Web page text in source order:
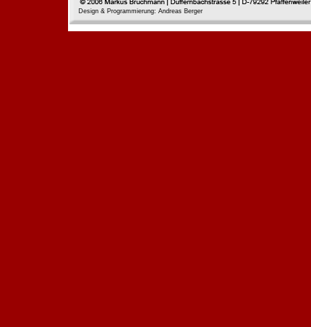
Design & Programmierung: Andreas Berger